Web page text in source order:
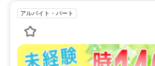
アルバイト・パート